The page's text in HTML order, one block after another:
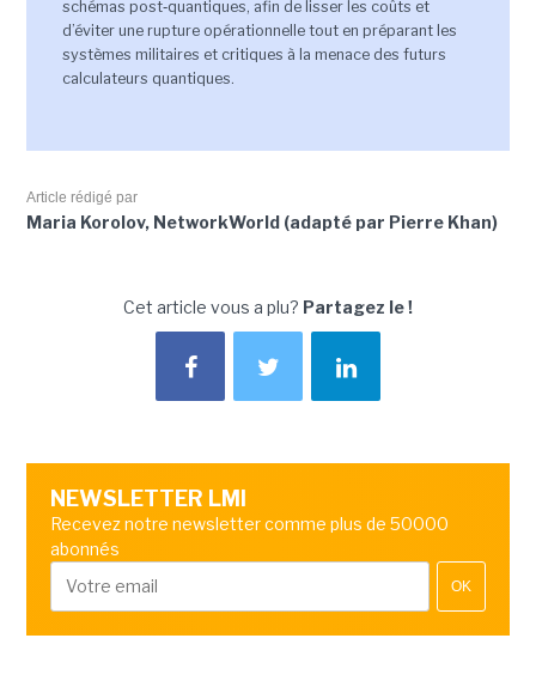
schémas post‑quantiques, afin de lisser les coûts et
d’éviter une rupture opérationnelle tout en préparant les
systèmes militaires et critiques à la menace des futurs
calculateurs quantiques.
Article rédigé par
Maria Korolov, NetworkWorld (adapté par Pierre Khan)
Cet article vous a plu? Partagez le !
NEWSLETTER LMI
Recevez notre newsletter comme plus de 50000
abonnés
OK